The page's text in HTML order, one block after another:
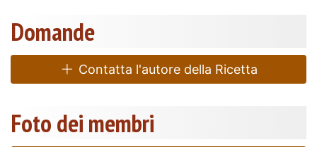
Domande
Contatta l'autore della Ricetta
Foto dei membri